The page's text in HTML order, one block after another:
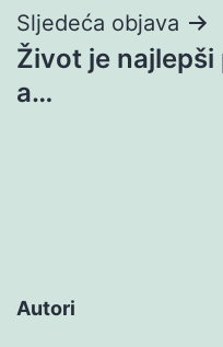
Sljedeća objava
Život je
a…
Autori